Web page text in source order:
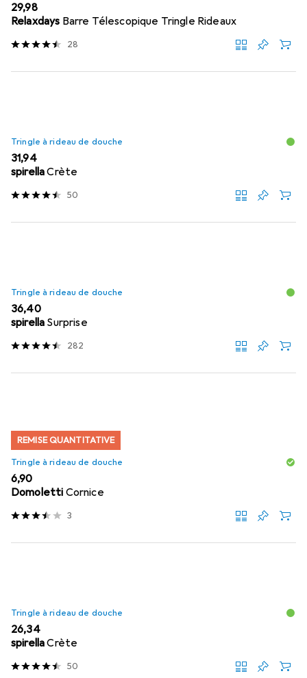
EUR
29,98
Relaxdays Barre Télescopique Tringle Rideaux
28
Tringle à rideau de douche
EUR
31,94
spirellaCrète
50
Tringle à rideau de douche
EUR
36,40
spirella Surprise
282
REMISE QUANTITATIVE
Tringle à rideau de douche
EUR
6,90
Domoletti Cornice
3
Tringle à rideau de douche
EUR
26,34
spirellaCrète
50